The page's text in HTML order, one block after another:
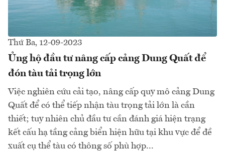
Thứ Ba, 12-09-2023
Ủng hộ đầu tư nâng cấp cảng Dung Quất để
đón tàu tải trọng lớn
Việc nghiên cứu cải tạo, nâng cấp quy mô cảng Dung
Quất để có thể tiếp nhận tàu trọng tải lớn là cần
thiết; tuy nhiên chủ đầu tư cần đánh giá hiện trạng
kết cấu hạ tầng cảng biển hiện hữu tại khu vực để đề
xuất cụ thể tàu có thông số phù hợp...